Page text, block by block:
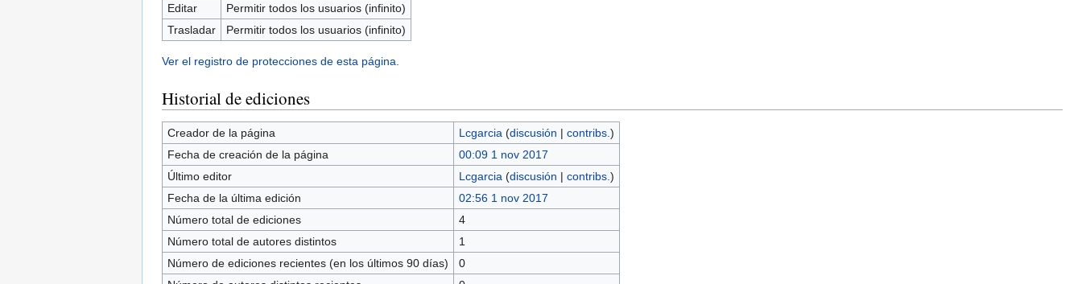
Editar
Permitir todos los usuarios (infinito)
Trasladar
Permitir todos los usuarios (infinito)
Ver el registro de protecciones de esta página.
Historial de ediciones
Creador de la página Lcgarcia (discusión | contribs. )
Fecha de creación de la página
00:09 1 nov 2017
Último editor
Lcgarcia (discusión | contribs. )
Fecha de la última edición
02:56 1 nov 2017
Número total de ediciones
4
Número total de autores distintos
1
Número de ediciones recientes (en los últimos 90 días)
0